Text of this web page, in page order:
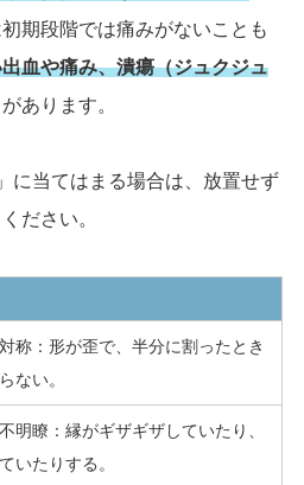
期段階では痛みがないことも
血や痛み、潰瘍（ジュクジュ
あります。
に当てはまる場合は、放置せず
ださい。
称：形が歪で、半分に割ったとき
ない。
明瞭：縁がギザギザしていたり、
いたりする。